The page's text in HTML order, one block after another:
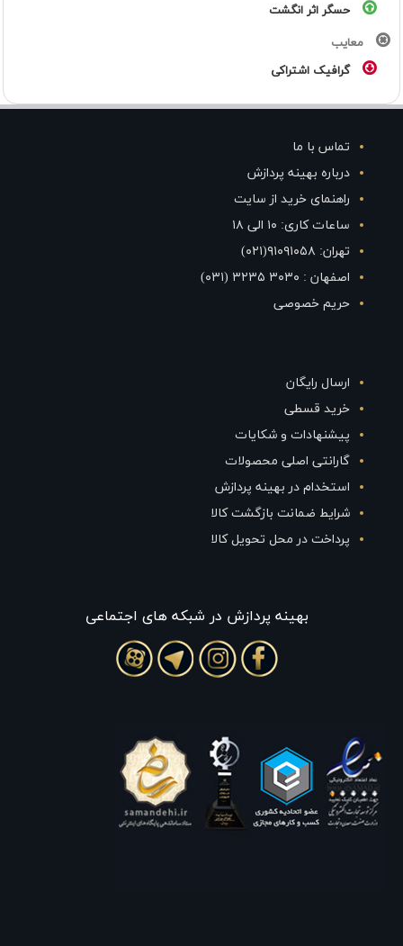
حسگر اثر انگشت
معایب
گرافیک اشتراکی
تماس با ما
درباره بهینه پردازش
راهنمای خرید از سایت
ساعات کاری: ۱۰ الی ۱۸
تهران: ۹۱۰۹۱۰۵۸(۰۲۱)
اصفهان : ۳۰۳۰ ۳۲۳۵ (۰۳۱)
حریم خصوصی
ارسال رایگان
خرید قسطی
پیشنهادات و شکایات
گارانتی اصلی محصولات
استخدام در بهینه پردازش
شرایط ضمانت بازگشت کالا
پرداخت در محل تحویل کالا
بهينه پردازش در شبکه های اجتماعی